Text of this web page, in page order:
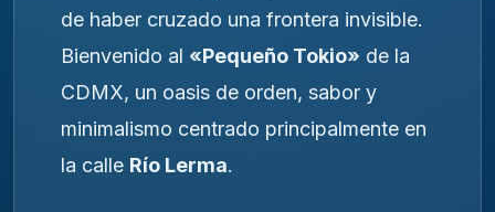
de haber cruzado una frontera invisible.
Bienvenido al «Pequeño Tokio» de la
CDMX, un oasis de orden, sabor y
minimalismo centrado principalmente en
la calle Río Lerma.